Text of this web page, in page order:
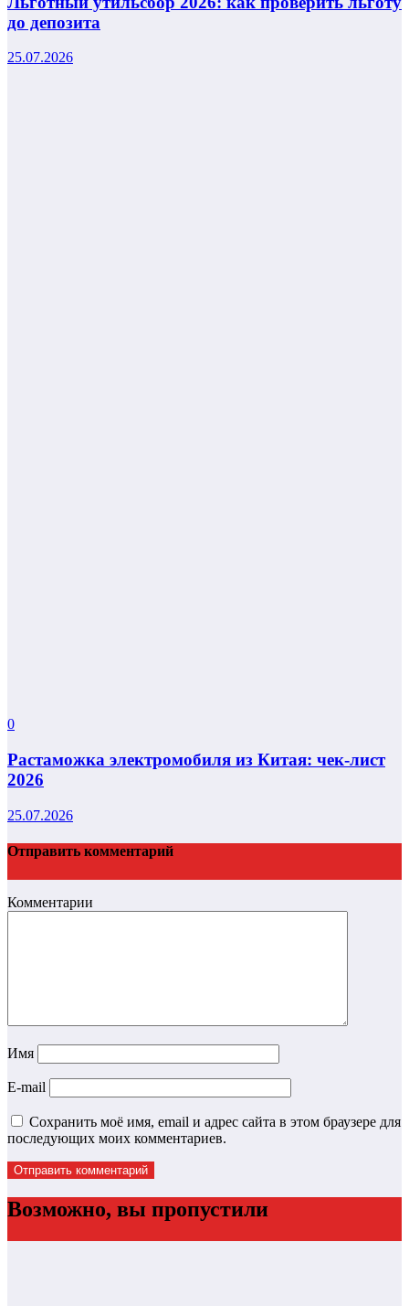
до депозита
25.07.2026
0
Растаможка электромобиля из Китая: чек-лист
2026
25.07.2026
Отправить комментарий
Комментарии
Имя
E-mail
Сохранить моё имя, email и адрес сайта в этом браузере для
последующих моих комментариев.
Возможно, вы пропустили